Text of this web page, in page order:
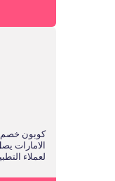
لعملاء